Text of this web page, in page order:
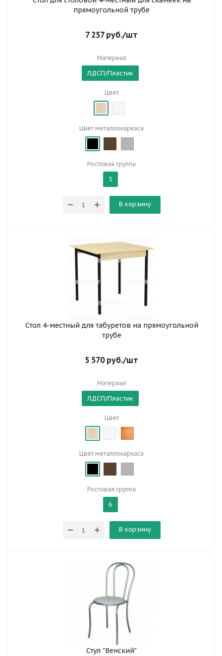
прямоугольной трубе
7 257руб./шт
Материал
ЛДСП/Пластик
Цвет
Цвет металлокаркаса
Ростовая группа
5
В корзину
Стол 4-местный для табуретов на прямоугольной
трубе
5 570руб./шт
Материал
ЛДСП/Пластик
Цвет
Цвет металлокаркаса
Ростовая группа
6
В корзину
Стул "Венский"